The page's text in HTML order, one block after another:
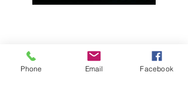
Phone Email Facebook